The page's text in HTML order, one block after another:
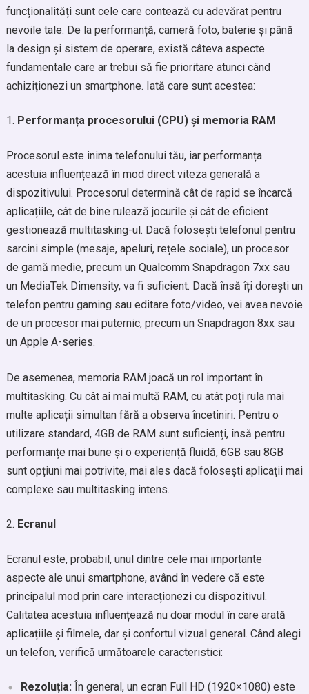
funcționalități sunt cele care contează cu adevărat pentru
nevoile tale. De la performanță, cameră foto, baterie și până
la design și sistem de operare, există câteva aspecte
fundamentale care ar trebui să fie prioritare atunci când
achiziționezi un smartphone. Iată care sunt acestea:
Performanța procesorului (CPU) și memoria RAM
Procesorul este inima telefonului tău, iar performanța
acestuia influențează în mod direct viteza generală a
dispozitivului. Procesorul determină cât de rapid se încarcă
aplicațiile, cât de bine rulează jocurile și cât de eficient
gestionează multitasking-ul. Dacă folosești telefonul pentru
sarcini simple (mesaje, apeluri, rețele sociale), un procesor
de gamă medie, precum un Qualcomm Snapdragon 7xx sau
un MediaTek Dimensity, va fi suficient. Dacă însă îți dorești un
telefon pentru gaming sau editare foto/video, vei avea nevoie
de un procesor mai puternic, precum un Snapdragon 8xx sau
un Apple A-series.
De asemenea, memoria RAM joacă un rol important în
multitasking. Cu cât ai mai multă RAM, cu atât poți rula mai
multe aplicații simultan fără a observa încetiniri. Pentru o
utilizare standard, 4GB de RAM sunt suficienți, însă pentru
performanțe mai bune și o experiență fluidă, 6GB sau 8GB
sunt opțiuni mai potrivite, mai ales dacă folosești aplicații mai
complexe sau multitasking intens.
Ecranul
Ecranul este, probabil, unul dintre cele mai importante
aspecte ale unui smartphone, având în vedere că este
principalul mod prin care interacționezi cu dispozitivul.
Calitatea acestuia influențează nu doar modul în care arată
aplicațiile și filmele, dar și confortul vizual general. Când alegi
un telefon, verifică următoarele caracteristici:
Rezoluția: În general, un ecran Full HD (1920×1080) este